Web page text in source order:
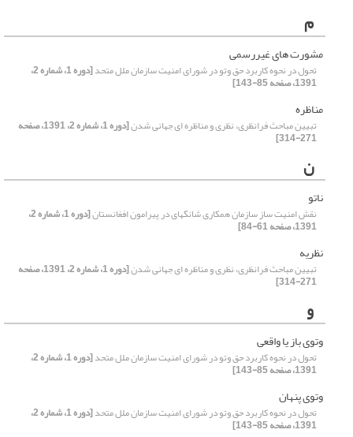
م
مشورت های غیررسمی
تحول در نحوه کاربرد حق وتو در شورای امنیت سازمان ملل متحد [دوره 1، شماره 2،
1391، صفحه 85-143]
مناظره
تبیین مباحث فرانظری، نظری و مناظره ای جهانی شدن [دوره 1، شماره 2، 1391، صفحه
271-314]
ن
ناتو
نقش امنیت ساز سازمان همکاری شانگهای در پیرامون افغانستان [دوره 1، شماره 2،
1391، صفحه 61-84]
نظریه
تبیین مباحث فرانظری، نظری و مناظره ای جهانی شدن [دوره 1، شماره 2، 1391، صفحه
271-314]
و
وتوی باز یا واقعی
تحول در نحوه کاربرد حق وتو در شورای امنیت سازمان ملل متحد [دوره 1، شماره 2،
1391، صفحه 85-143]
وتوی پنهان
تحول در نحوه کاربرد حق وتو در شورای امنیت سازمان ملل متحد [دوره 1، شماره 2،
1391، صفحه 85-143]